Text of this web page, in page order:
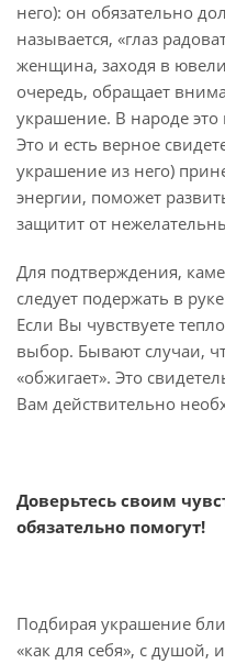
него): он обязательно
называется, «глаз
женщина, заходя в
очередь, обращает
украшение. В народе это
Это и есть верное
украшение из него)
энергии, поможет
защитит от
Для подтверждения,
следует подержать в
Если Вы чувствуете
выбор. Бывают случаи,
«обжигает». Это
Вам действительно
Доверьтесь своим
обязательно помогут!
Подбирая украшение
«как для себя», с